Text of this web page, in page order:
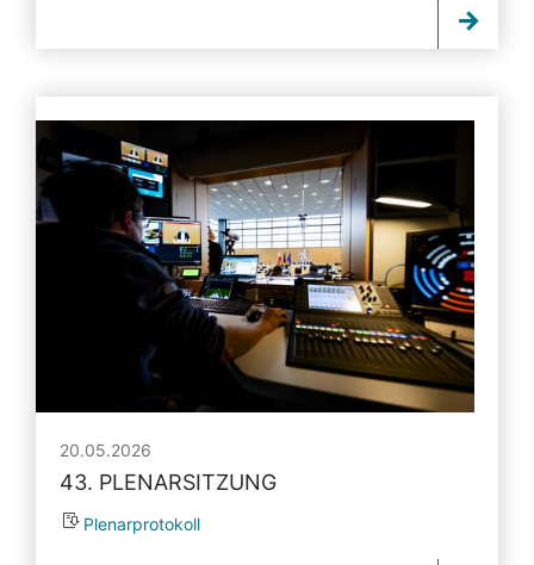
20.05.2026
43. PLENARSITZUNG
Plenarprotokoll